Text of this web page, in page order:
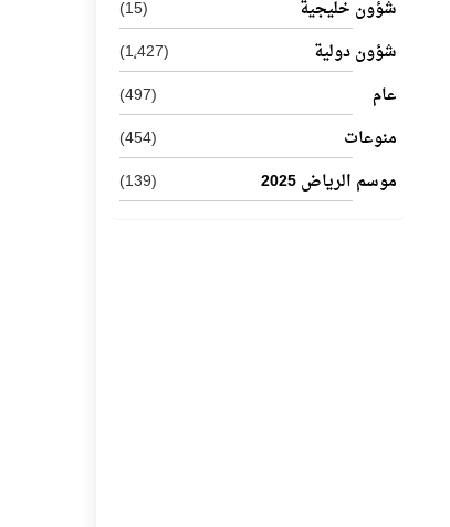
شؤون خليجية
(15)
شؤون دولية
(1٬427)
عام
(497)
منوعات
(454)
موسم الرياض 2025
(139)